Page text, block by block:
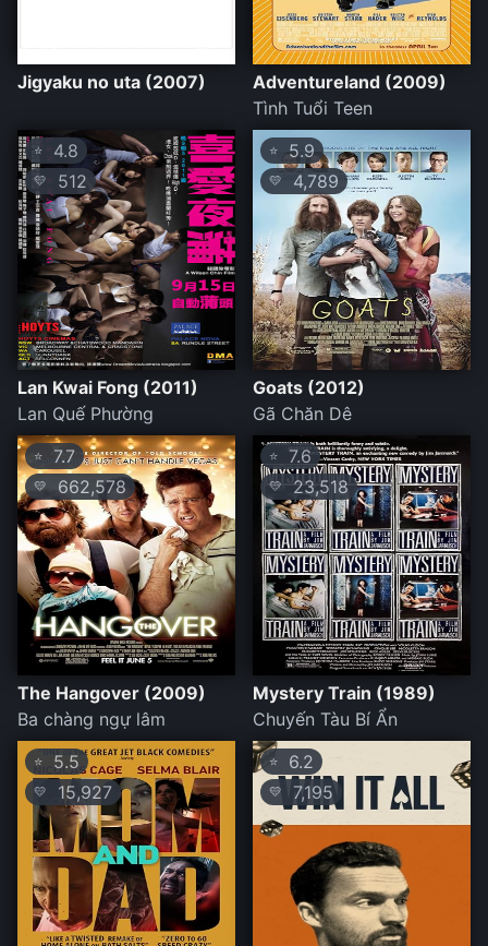
Jigyaku no uta (2007)
Adventureland (2009)
Tình Tuổi Teen
⭐ 4.8
💛 512
Lan Kwai Fong (2011)
Lan Quế Phường
⭐ 5.9
💛 4,789
Goats (2012)
Gã Chăn Dê
⭐ 7.7
💛 662,578
The Hangover (2009)
Ba chàng ngự lâm
⭐ 7.6
💛23,518
Mystery Train (1989)
Chuyến Tàu Bí Ẩn
⭐ 5.5
💛 15,927
⭐ 6.2
💛 7,195